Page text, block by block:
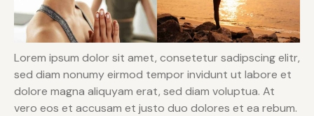
Lorem ipsum dolor sit amet, consetetur sadipscing elitr,
sed diam nonumy eirmod tempor invidunt ut labore et
dolore magna aliquyam erat, sed diam voluptua. At
vero eos et accusam et justo duo dolores et ea rebum.